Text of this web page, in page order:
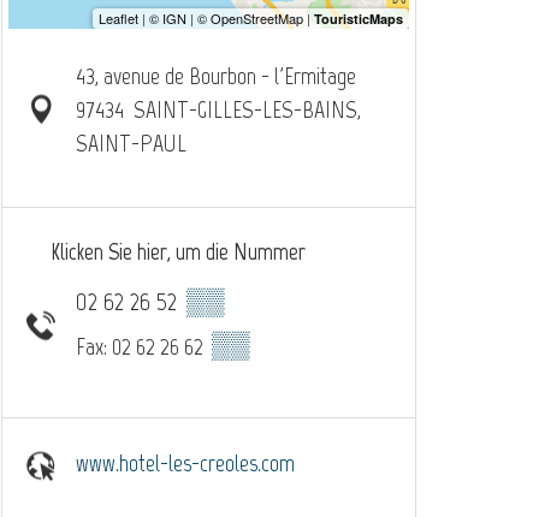
43, avenue de Bourbon - l'Ermitage
97434 SAINT-GILLES-LES-BAINS,
SAINT-PAUL
Klicken Sie hier, um die Nummer
02 62 26 52 ▒▒
Fax: 02 62 26 62 ▒▒
www.hotel-les-creoles.com